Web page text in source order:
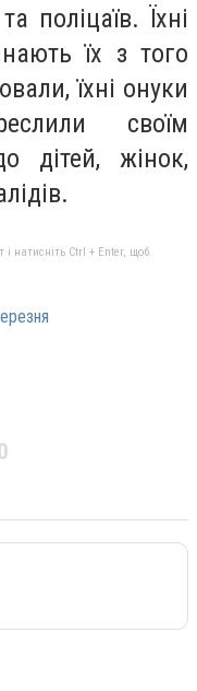
поліцаїв. Їхні
їх з того
їхні онуки
своїм
дітей, жінок,
натисніть Ctrl + Enter, щоб